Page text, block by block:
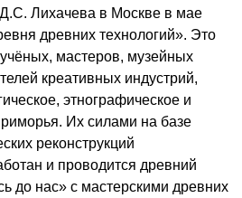
Лихачева в Москве в мае
древних технологий». Это
мастеров, музейных
креативных индустрий,
этнографическое и
Их силами на базе
реконструкций
и проводится древний
до нас» с мастерскими древних